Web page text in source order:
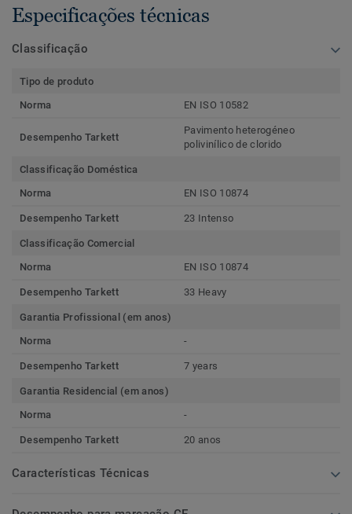
Especificações técnicas
Classificação
Tipo de produto
Norma
EN ISO 10582
Desempenho Tarkett
Pavimento heterogéneo
polivinílico de clorido
Classificação Doméstica
Norma
EN ISO 10874
Desempenho Tarkett 23 Intenso
Classificação Comercial
Norma
EN ISO 10874
Desempenho Tarkett 33 Heavy
Garantia Profissional (em anos)
Norma
-
Desempenho Tarkett 7 years
Garantia Residencial (em anos)
Norma
-
Desempenho Tarkett 20 anos
Características Técnicas